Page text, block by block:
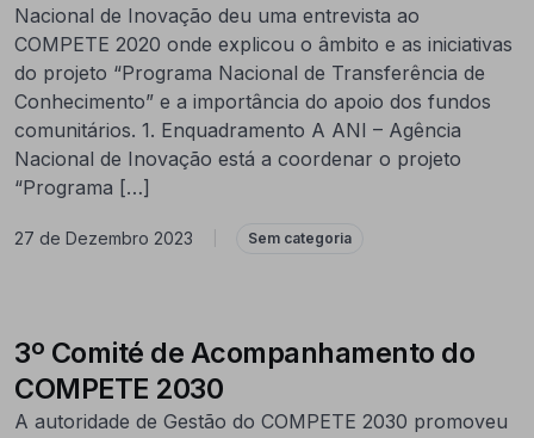
Nacional de Inovação deu uma entrevista ao
COMPETE 2020 onde explicou o âmbito e as iniciativas
do projeto “Programa Nacional de Transferência de
Conhecimento” e a importância do apoio dos fundos
comunitários. 1. Enquadramento A ANI – Agência
Nacional de Inovação está a coordenar o projeto
“Programa […]
27 de Dezembro 2023 Sem categoria
3º Comité de Acompanhamento do
COMPETE 2030
A autoridade de Gestão do COMPETE 2030 promoveu